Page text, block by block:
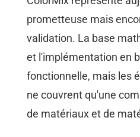
prometteuse mais
validation. La base
et l'implémentation en
fonctionnelle, mais les
ne couvrent qu'une
de matériaux et de